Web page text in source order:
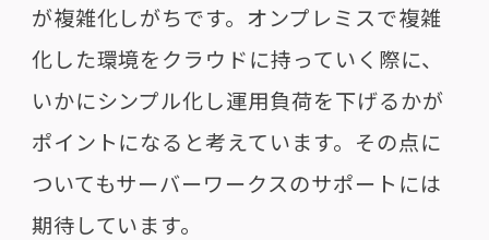
が複雑化しがちです。オンプレミスで複雑
化した環境をクラウドに持っていく際に、
いかにシンプル化し運用負荷を下げるかが
ポイントになると考えています。その点に
ついてもサーバーワークスのサポートには
期待しています。